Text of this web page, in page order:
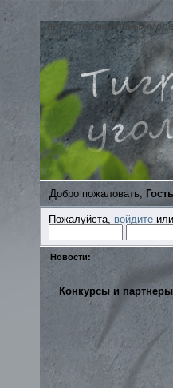
;
Сайт ортодоксальных
Добро пожаловать, Гость
Пожалуйста, войдите
Новости:
Конкурсы и